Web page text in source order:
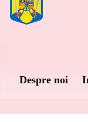
Despre noi